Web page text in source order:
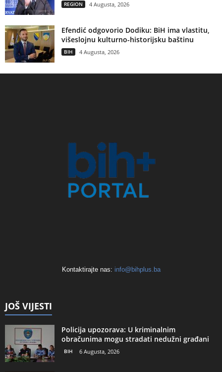
REGION 4 Augusta, 2026
Efendić odgovorio Dodiku: BiH ima vlastitu,
višeslojnu kulturno-historijsku baštinu
BIH 4 Augusta, 2026
Kontaktirajte nas: info@bihplus.ba
JOŠ VIJESTI
Policija upozorava: U kriminalnim
obračunima mogu stradati nedužni građani
BIH 6 Augusta, 2026